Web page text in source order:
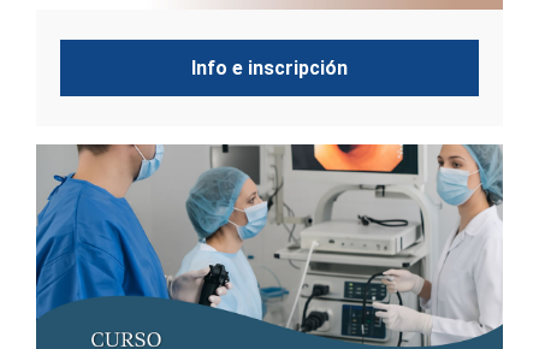
Info e inscripción